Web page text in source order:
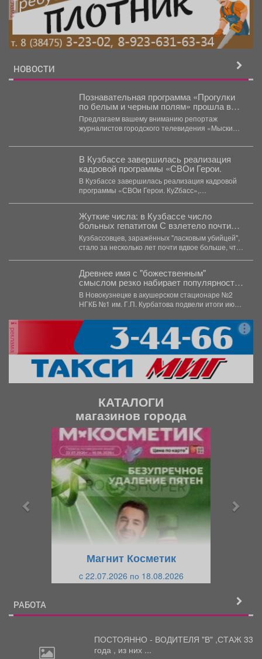
НОВОСТИ
Познавательная программа «Прогулки
по белым и черным полям» прошла в
мысковской Библиотеке - филиале № 2
Предлагаем вашему вниманию репортаж
журналистов городского телевидения «Мыски
посвященный...
В Кузбассе завершилась реализация
кадровой программы «СВОи Герои.
В Кузбассе завершилась реализация кадровой
программы «СВОи Герои. КуZбасс»,
Жуткие числа: в Кузбассе число
больных гепатитом С взлетело почти
вдвое
Кузбассовцев, заражённых "ласковым убийцей",
стало за несколько лет почти вдвое больше, что
Древнее имя с "божественным"
смыслом резко набирает популярность
в Кузбассе: 11 малышей за месяц
В Новокузнецке в акушерском стационаре №2
НГКБ №1 им. Г.П. Курбатова подвели итоги июля.
реклама
КАТАЛОГИ
магазинов города
Магнит Косметик
c 22.07.2026 по 18.08.2026
РАБОТА
ПОСТОЯННО - ВОДИТЕЛЯ "В" ,СТАЖ 33
года , из них ...